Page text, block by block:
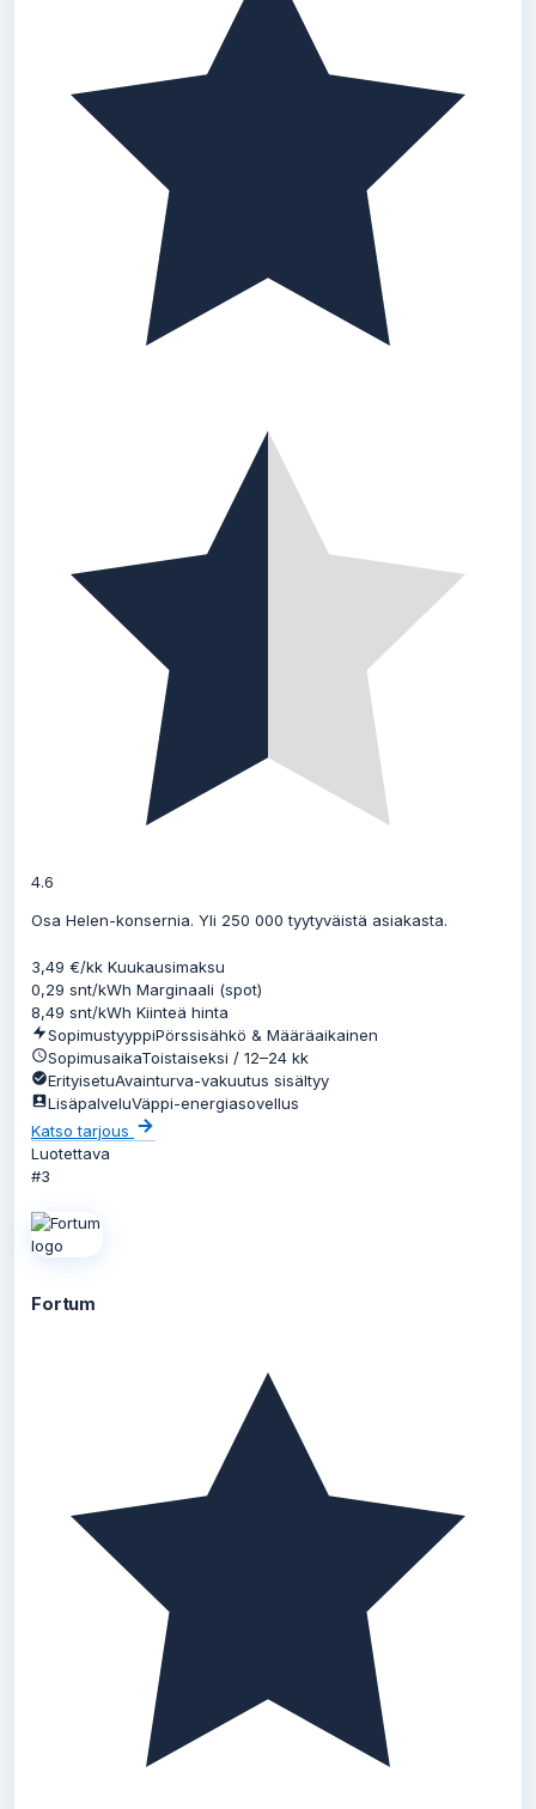
4.6
Osa Helen-konsernia. Yli 250 000 tyytyväistä asiakasta.
3,49 €/kk Kuukausimaksu
0,29 snt/kWh Marginaali (spot)
8,49 snt/kWh Kiinteä hinta
SopimustyyppiPörssisähkö & Määräaikainen
SopimusaikaToistaiseksi / 12–24 kk
ErityisetuAvainturva-vakuutus sisältyy
LisäpalveluVäppi-energiasovellus
Katso tarjous
Luotettava
#3
Fortum